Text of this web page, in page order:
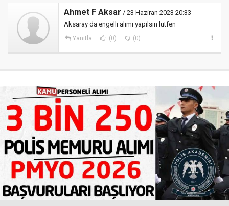
Ahmet F Aksar / 23 Haziran 2023 20:33
Aksaray da engelli alimi yapılsın lütfen
Yanıtla (0) (0)